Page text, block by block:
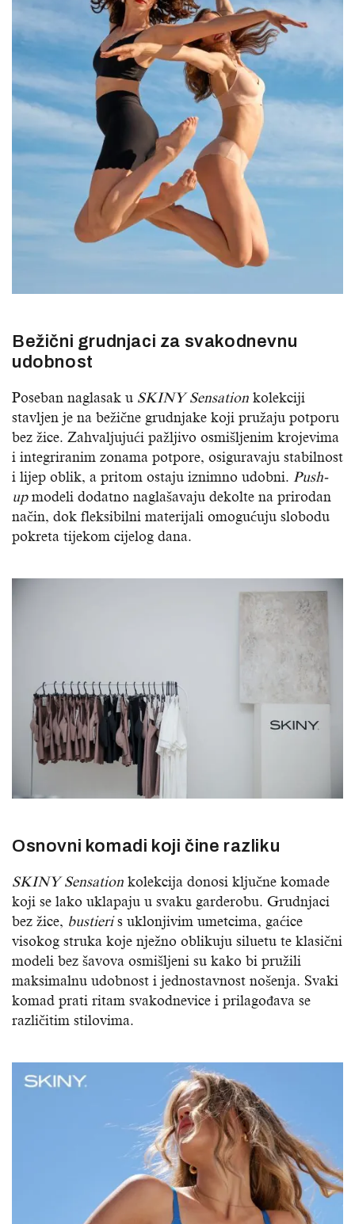
Bežični grudnjaci za svakodnevnu
udobnost
Poseban naglasak u SKINY Sensation kolekciji
stavljen je na bežične grudnjake koji pružaju potporu
bez žice. Zahvaljujući pažljivo osmišljenim krojevima
i integriranim zonama potpore, osiguravaju stabilnost
i lijep oblik, a pritom ostaju iznimno udobni. Push-
upmodeli dodatno naglašavaju dekolte na prirodan
način, dok fleksibilni materijali omogućuju slobodu
pokreta tijekom cijelog dana.
Osnovni komadi koji čine razliku
SKINY Sensation kolekcija donosi ključne komade
koji se lako uklapaju u svaku garderobu. Grudnjaci
bez žice, bustieris uklonjivim umetcima, gaćice
visokog struka koje nježno oblikuju siluetu te klasični
modeli bez šavova osmišljeni su kako bi pružili
maksimalnu udobnost i jednostavnost nošenja. Svaki
komad prati ritam svakodnevice i prilagođava se
različitim stilovima.